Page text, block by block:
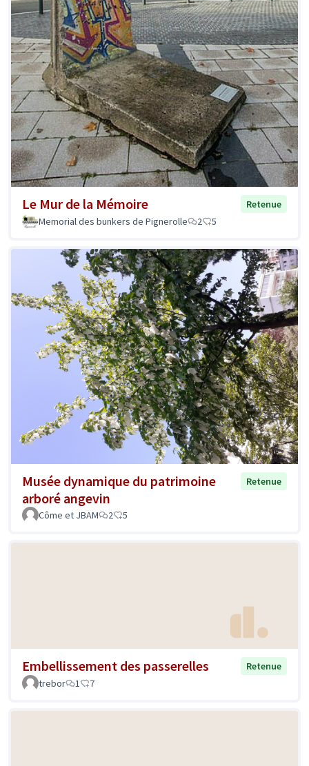
Le Mur de la Mémoire
Retenue
Memorial des bunkers de Pignerolle
2 5
Musée dynamique du patrimoine
arboré angevin
Retenue
Côme et JBAM 2 5
Embellissement des passerelles
Retenue
trebor
1 7